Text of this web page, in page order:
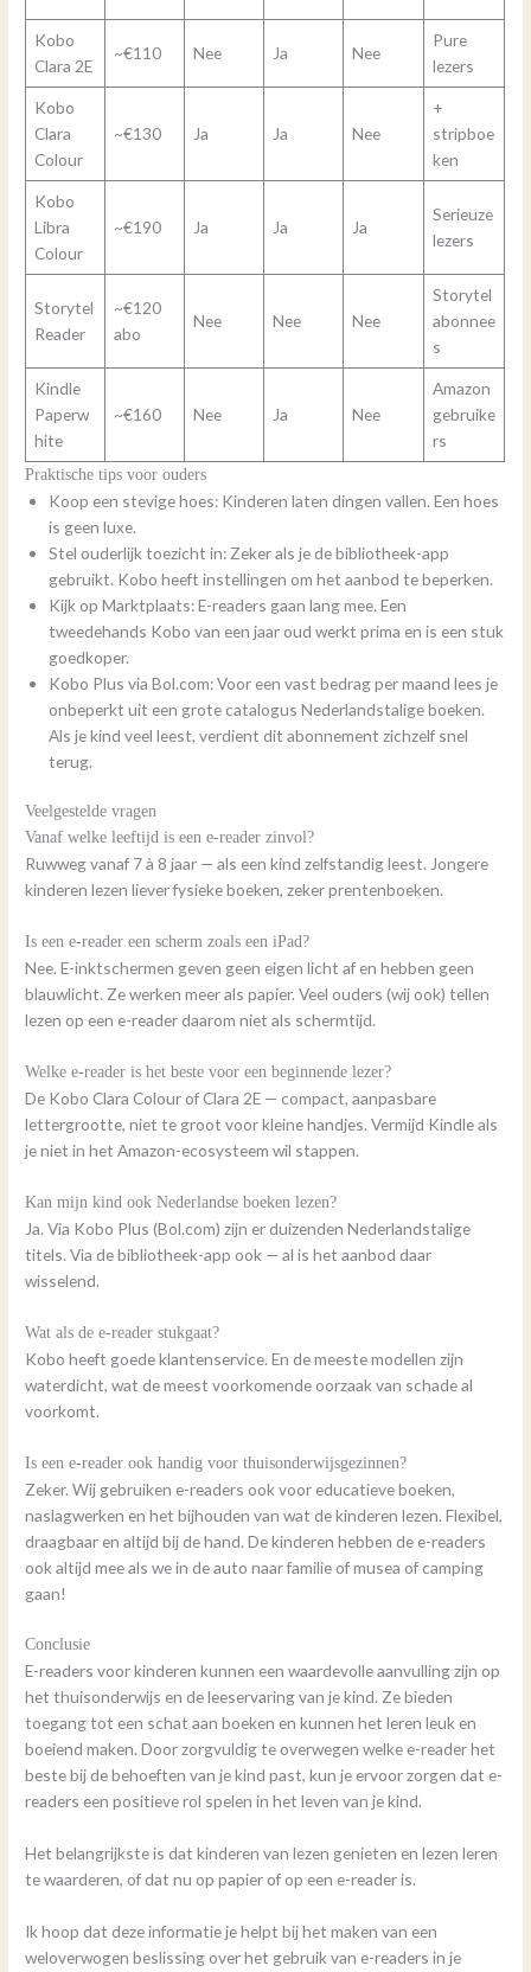
Kobo
Clara 2E
~€110 Nee Ja Nee
Pure
lezers
Kobo
Clara
Colour
~€130 Ja Ja Nee
+
stripboe
ken
Kobo
Libra
Colour
~€190 Ja Ja Ja
Serieuze
lezers
Storytel
Reader
~€120
abo
Nee Nee Nee
Storytel
abonnee
s
Kindle
Paperw
hite
~€160 Nee Ja Nee
Amazon
gebruike
rs
Praktische tips voor ouders
Koop een stevige hoes: Kinderen laten dingen vallen. Een hoes
is geen luxe.
Stel ouderlijk toezicht in: Zeker als je de bibliotheek-app
gebruikt. Kobo heeft instellingen om het aanbod te beperken.
Kijk op Marktplaats: E-readers gaan lang mee. Een
tweedehands Kobo van een jaar oud werkt prima en is een stuk
goedkoper.
Kobo Plus via Bol.com: Voor een vast bedrag per maand lees je
onbeperkt uit een grote catalogus Nederlandstalige boeken.
Als je kind veel leest, verdient dit abonnement zichzelf snel
terug.
Veelgestelde vragen
Vanaf welke leeftijd is een e-reader zinvol?
Ruwweg vanaf 7 à 8 jaar — als een kind zelfstandig leest. Jongere
kinderen lezen liever fysieke boeken, zeker prentenboeken.
Is een e-reader een scherm zoals een iPad?
Nee. E-inktschermen geven geen eigen licht af en hebben geen
blauwlicht. Ze werken meer als papier. Veel ouders (wij ook) tellen
lezen op een e-reader daarom niet als schermtijd.
Welke e-reader is het beste voor een beginnende lezer?
De Kobo Clara Colour of Clara 2E — compact, aanpasbare
lettergrootte, niet te groot voor kleine handjes. Vermijd Kindle als
je niet in het Amazon-ecosysteem wil stappen.
Kan mijn kind ook Nederlandse boeken lezen?
Ja. Via Kobo Plus (Bol.com) zijn er duizenden Nederlandstalige
titels. Via de bibliotheek-app ook — al is het aanbod daar
wisselend.
Wat als de e-reader stukgaat?
Kobo heeft goede klantenservice. En de meeste modellen zijn
waterdicht, wat de meest voorkomende oorzaak van schade al
voorkomt.
Is een e-reader ook handig voor thuisonderwijsgezinnen?
Zeker. Wij gebruiken e-readers ook voor educatieve boeken,
naslagwerken en het bijhouden van wat de kinderen lezen. Flexibel,
draagbaar en altijd bij de hand. De kinderen hebben de e-readers
ook altijd mee als we in de auto naar familie of musea of camping
gaan!
Conclusie
E-readers voor kinderen kunnen een waardevolle aanvulling zijn op
het thuisonderwijs en de leeservaring van je kind. Ze bieden
toegang tot een schat aan boeken en kunnen het leren leuk en
boeiend maken. Door zorgvuldig te overwegen welke e-reader het
beste bij de behoeften van je kind past, kun je ervoor zorgen dat e-
readers een positieve rol spelen in het leven van je kind.
Het belangrijkste is dat kinderen van lezen genieten en lezen leren
te waarderen, of dat nu op papier of op een e-reader is.
Ik hoop dat deze informatie je helpt bij het maken van een
weloverwogen beslissing over het gebruik van e-readers in je